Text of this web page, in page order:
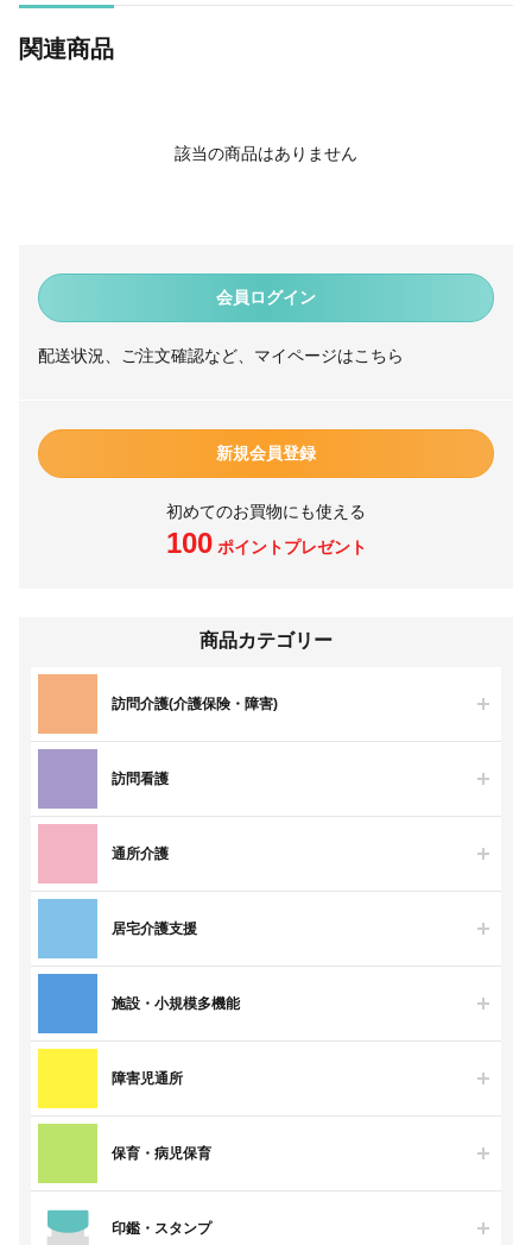
会員ログイン
配送状況、ご注文確認など、マイページはこちら
新規会員登録
初めてのお買物にも使える
100ポイントプレゼント
商品カテゴリー
訪問介護(介護保険・障害)
訪問看護
通所介護
居宅介護支援
施設・小規模多機能
障害児通所
保育・病児保育
印鑑・スタンプ
関連商品
該当の商品はありません